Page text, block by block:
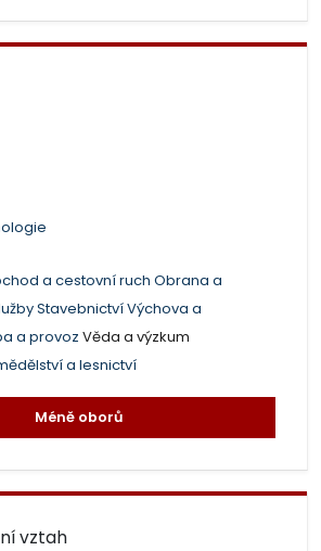
a cestovní ruch Obrana a
StavebnictvíVýchova a
a provoz Věda a výzkum
a lesnictví
Méně oborů
vztah